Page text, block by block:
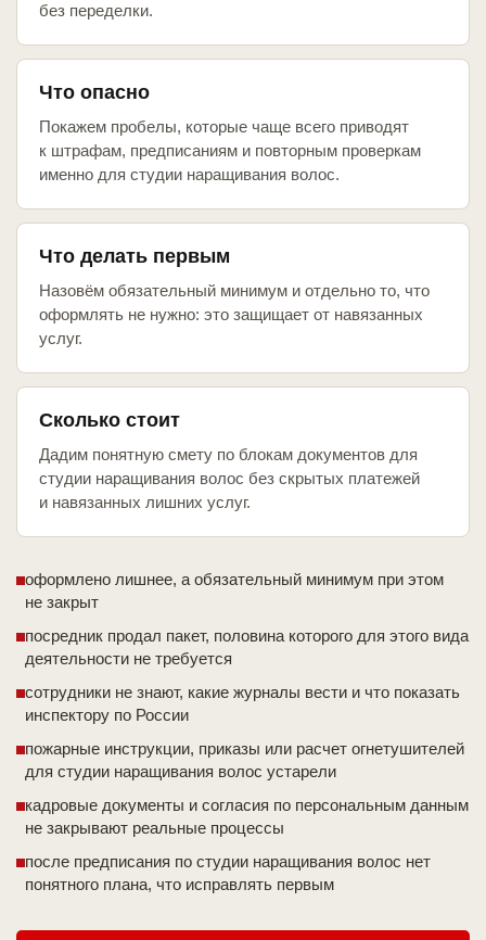
без переделки.
Что опасно
Покажем пробелы, которые чаще всего приводят
к штрафам, предписаниям и повторным проверкам
именно для студии наращивания волос.
Что делать первым
Назовём обязательный минимум и отдельно то, что
оформлять не нужно: это защищает от навязанных
услуг.
Сколько стоит
Дадим понятную смету по блокам документов для
студии наращивания волос без скрытых платежей
и навязанных лишних услуг.
оформлено лишнее, а обязательный минимум при этом
не закрыт
посредник продал пакет, половина которого для этого вида
деятельности не требуется
сотрудники не знают, какие журналы вести и что показать
инспектору по России
пожарные инструкции, приказы или расчет огнетушителей
для студии наращивания волос устарели
кадровые документы и согласия по персональным данным
не закрывают реальные процессы
после предписания по студии наращивания волос нет
понятного плана, что исправлять первым